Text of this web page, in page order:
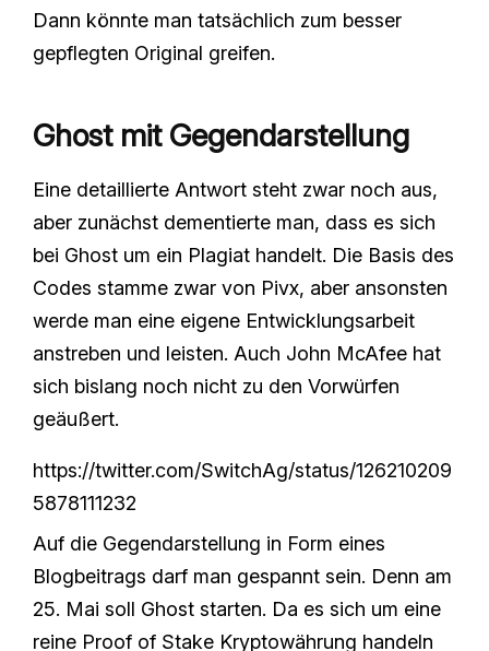
Dann könnte man tatsächlich zum besser
gepflegten Original greifen.
Ghost mit Gegendarstellung
Eine detaillierte Antwort steht zwar noch aus,
aber zunächst dementierte man, dass es sich
bei Ghost um ein Plagiat handelt. Die Basis des
Codes stamme zwar von Pivx, aber ansonsten
werde man eine eigene Entwicklungsarbeit
anstreben und leisten. Auch John McAfee hat
sich bislang noch nicht zu den Vorwürfen
geäußert.
https://twitter.com/SwitchAg/status/126210209
5878111232
Auf die Gegendarstellung in Form eines
Blogbeitrags darf man gespannt sein. Denn am
25. Mai soll Ghost starten. Da es sich um eine
reine Proof of Stake Kryptowährung handeln